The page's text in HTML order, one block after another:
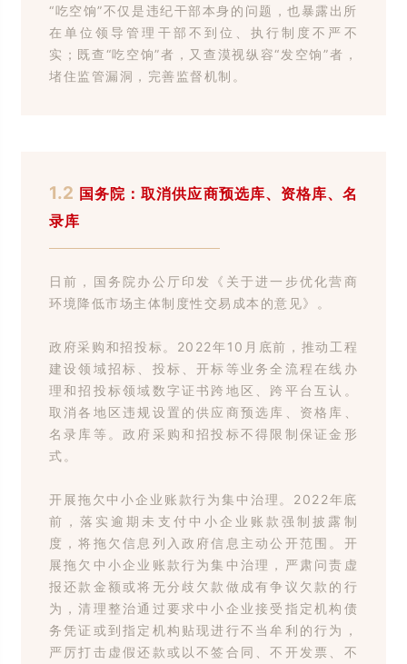
“吃空饷”不仅是违纪干部本身的问题，也暴露出所
在单位领导管理干部不到位、执行制度不严不
实；既查“吃空饷”者，又查漠视纵容“发空饷”者，
堵住监管漏洞，完善监督机制。
1.2 国务院：取消供应商预选库、资格库、名
录库
日前，国务院办公厅印发《关于进一步优化营商
环境降低市场主体制度性交易成本的意见》。
政府采购和招投标。2022年10月底前，推动工程
建设领域招标、投标、开标等业务全流程在线办
理和招投标领域数字证书跨地区、跨平台互认。
取消各地区违规设置的供应商预选库、资格库、
名录库等。政府采购和招投标不得限制保证金形
式。
开展拖欠中小企业账款行为集中治理。2022年底
前，落实逾期未支付中小企业账款强制披露制
度，将拖欠信息列入政府信息主动公开范围。开
展拖欠中小企业账款行为集中治理，严肃问责虚
报还款金额或将无分歧欠款做成有争议欠款的行
为，清理整治通过要求中小企业接受指定机构债
务凭证或到指定机构贴现进行不当牟利的行为，
严厉打击虚假还款或以不签合同、不开发票、不